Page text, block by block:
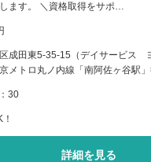
ます。 ＼資格取得をサポ…
成田東5-35-15（デイサービス
メトロ丸ノ内線「南阿佐ヶ谷駅
30
詳細を見る